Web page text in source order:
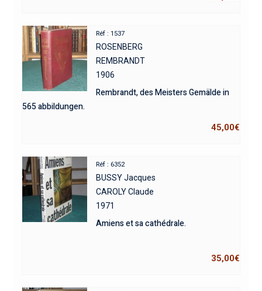
Réf : 1537
ROSENBERG
REMBRANDT
1906
Rembrandt, des Meisters Gemälde in
565 abbildungen.
45,00€
Réf : 6352
BUSSY Jacques
CAROLY Claude
1971
Amiens et sa cathédrale.
35,00€